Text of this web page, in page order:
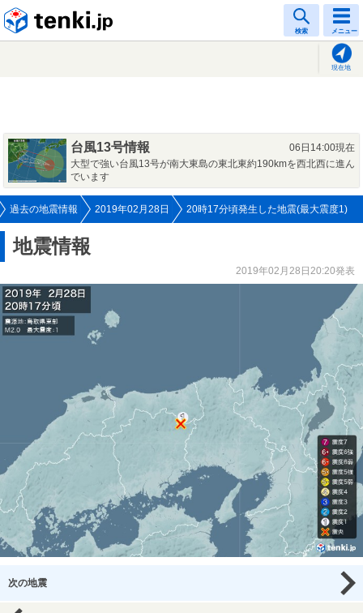
検索 メニュー
現在地
台風13号情報
06日14:00現在
大型で強い台風13号が南大東島の東北東約190kmを西北西に進ん
でいます
過去の地震情報 2019年02月28日 20時17分頃発生した地震(最大震度1)
地震情報
2019年02月28日20:20発表
次の地震